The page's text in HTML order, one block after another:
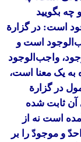
بگویید
است: در گزارة
است و
واجب‌الوجود
یک معنا است،
در گزارة
آن ثابت شده
است نه از
و موجودّ را بر